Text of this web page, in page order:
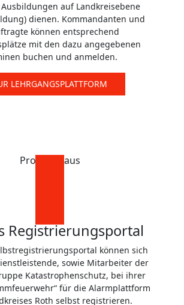
auf Landkreisebene
dienen. Kommandanten und
können entsprechend
mit den dazu angegebenen
buchen und anmelden.
LEHRGANGSPLATTFORM
Probier's aus
Registrierungsportal
können sich
sowie Mitarbeiter der
Katastrophenschutz, bei ihrer
für die Alarmplattform
Roth selbst registrieren.